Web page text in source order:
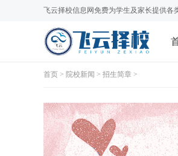
飞云择校信息网免费为学生及家长提供各
首页 > 院校新闻 > 招生简章 >